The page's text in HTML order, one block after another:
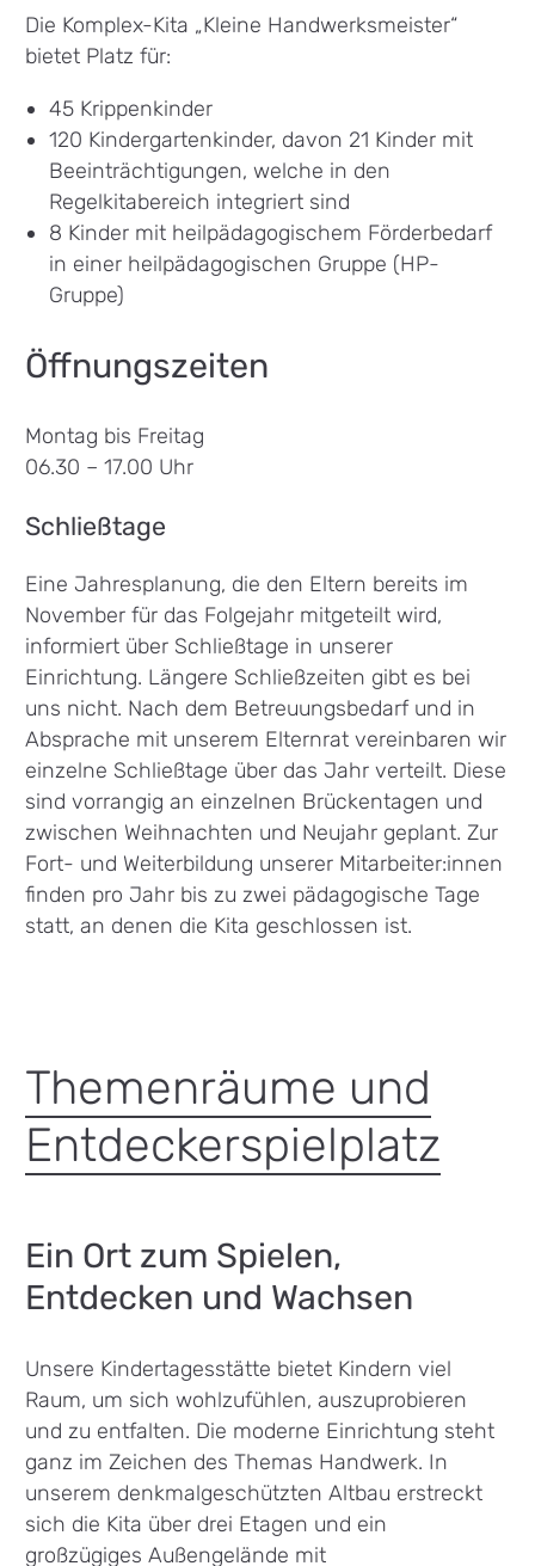
Die Komplex-Kita „Kleine Handwerksmeister“
bietet Platz für:
45 Krippenkinder
120 Kindergartenkinder, davon 21 Kinder mit
Beeinträchtigungen, welche in den
Regelkitabereich integriert sind
8 Kinder mit heilpädagogischem Förderbedarf
in einer heilpädagogischen Gruppe (HP-
Gruppe)
Öffnungszeiten
Montag bis Freitag
06.30 – 17.00 Uhr
Schließtage
Eine Jahresplanung, die den Eltern bereits im
November für das Folgejahr mitgeteilt wird,
informiert über Schließtage in unserer
Einrichtung. Längere Schließzeiten gibt es bei
uns nicht. Nach dem Betreuungsbedarf und in
Absprache mit unserem Elternrat vereinbaren wir
einzelne Schließtage über das Jahr verteilt. Diese
sind vorrangig an einzelnen Brückentagen und
zwischen Weihnachten und Neujahr geplant. Zur
Fort- und Weiterbildung unserer Mitarbeiter:innen
finden pro Jahr bis zu zwei pädagogische Tage
statt, an denen die Kita geschlossen ist.
Themenräume und
Entdeckerspielplatz
Ein Ort zum Spielen,
Entdecken und Wachsen
Unsere Kindertagesstätte bietet Kindern viel
Raum, um sich wohlzufühlen, auszuprobieren
und zu entfalten. Die moderne Einrichtung steht
ganz im Zeichen des Themas Handwerk. In
unserem denkmalgeschützten Altbau erstreckt
sich die Kita über drei Etagen und ein
großzügiges Außengelände mit